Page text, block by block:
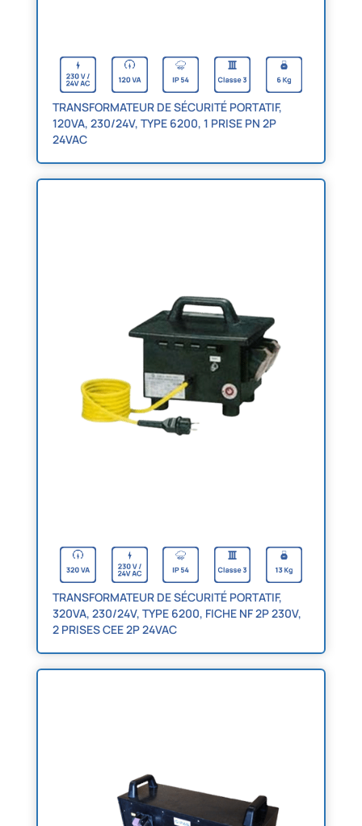
TRANSFORMATEUR DE SÉCURITÉ PORTATIF,
120VA, 230/24V, TYPE 6200, 1 PRISE PN 2P
24VAC
TRANSFORMATEUR DE SÉCURITÉ PORTATIF,
320VA, 230/24V, TYPE 6200, FICHE NF 2P 230V,
2 PRISES CEE 2P 24VAC